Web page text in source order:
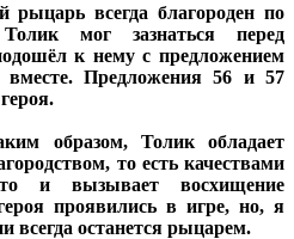
всегда благороден по
мог зазнаться перед
к нему с предложением
Предложения 56 и 57
Толик обладает
то есть качествами
и вызывает восхищение
проявились в игре, но, я
всегда останется рыцарем.